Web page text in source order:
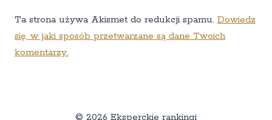
Ta strona używa Akismet do redukcji spamu. Dowiedz
się, w jaki sposób przetwarzane są dane Twoich
komentarzy.
© 2026 Eksperckie rankingi